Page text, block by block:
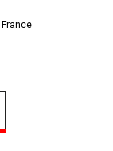
France